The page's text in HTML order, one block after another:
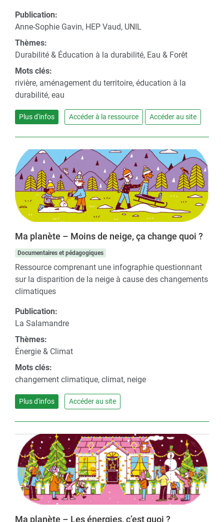
Publication:
Anne-Sophie Gavin, HEP Vaud, UNIL
Thèmes:
Durabilité & Éducation à la durabilité, Eau & Forêt
Mots clés:
rivière, aménagement du territoire, éducation à la
durabilité, eau
Plus d'infos Accéder à la ressource Accéder au site
Ma planète – Moins de neige, ça change quoi ?
Documentaires et pédagogiques
Ressource comprenant une infographie questionnant
sur la disparition de la neige à cause des changements
climatiques
Publication:
La Salamandre
Thèmes:
Énergie & Climat
Mots clés:
changement climatique, climat, neige
Plus d'infos Accéder au site
Ma planète – Les énergies, c’est quoi ?